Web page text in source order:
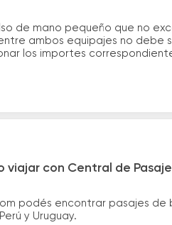
de mano pequeño que no
ambos equipajes no debe
los importes
viajar con Central de
podés encontrar pasajes
y Uruguay.